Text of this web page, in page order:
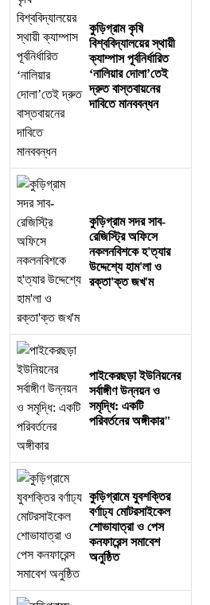
কুড়িগ্রাম কৃষি
বিশ্ববিদ্যালয়ের স্থায়ী
ক্যাম্পাস পূর্বনির্ধারিত
‘নালিয়ার দোলা’তেই
দ্রুত বাস্তবায়নের
দাবিতে মানববন্ধন
কুড়িগ্রাম সদর সাব-
রেজিস্ট্রি অফিসে
নকলনবিশকে হ'ত্যার
উদ্দেশ্যে হাম'লা ও
রক্তা'ক্ত জখ'ম
পাইকেরছড়া ইউনিয়নের
সর্বাঙ্গীণ উন্নয়ন ও
সমৃদ্ধি: একটি
পরিবর্তনের অঙ্গীকার"
কুড়িগ্রামে যুবশক্তির
বর্ণাঢ্য মোটরসাইকেল
শোভাযাত্রা ও পেস
কনফারেন্স সমাবেশ
অনুষ্ঠিত